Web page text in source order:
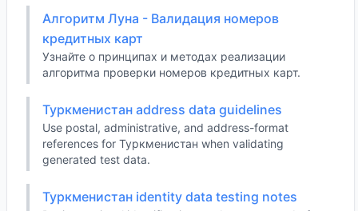
Алгоритм Луна - Валидация номеров
кредитных карт
Узнайте о принципах и методах реализации
алгоритма проверки номеров кредитных карт.
Туркменистан address data guidelines
Use postal, administrative, and address-format
references for Туркменистан when validating
generated test data.
Туркменистан identity data testing notes